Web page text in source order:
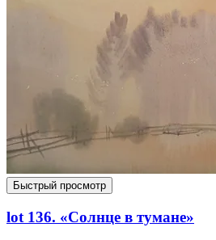
Быстрый просмотр
lot 136. «Солнце в тумане»